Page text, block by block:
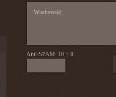
Anti-SPAM: 10 + 8